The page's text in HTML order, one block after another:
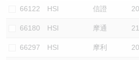
66122 HSI 信證
66180 HSI 摩通
66297 HSI 摩利